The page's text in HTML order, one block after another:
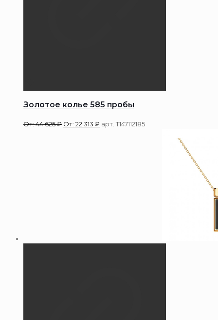
Золотое колье 585 пробы
От:44 625₽ От: 22 313 ₽ арт. Т147112185